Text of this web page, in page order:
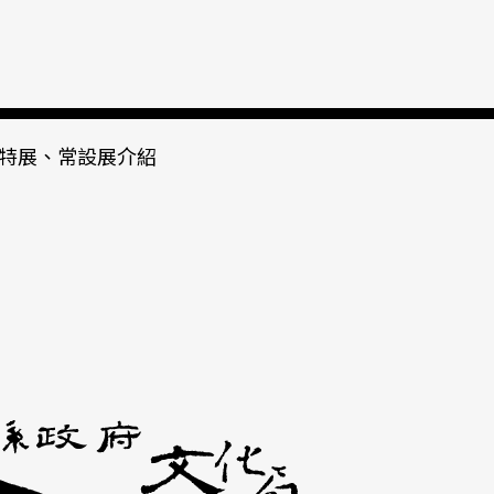
展、常設展介紹